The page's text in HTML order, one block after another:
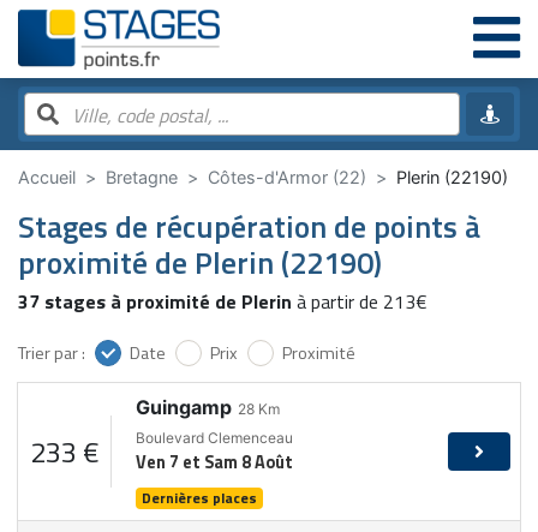
Accueil Bretagne Côtes-d'Armor (22) Plerin (22190)
Stages de récupération de points à
proximité de Plerin (22190)
37 stages à proximité de Plerin à partir de 213€
Trier par : Date Prix Proximité
233 €
Guingamp 28 Km
Boulevard Clemenceau
Ven 7 et Sam 8 Août
Dernières places